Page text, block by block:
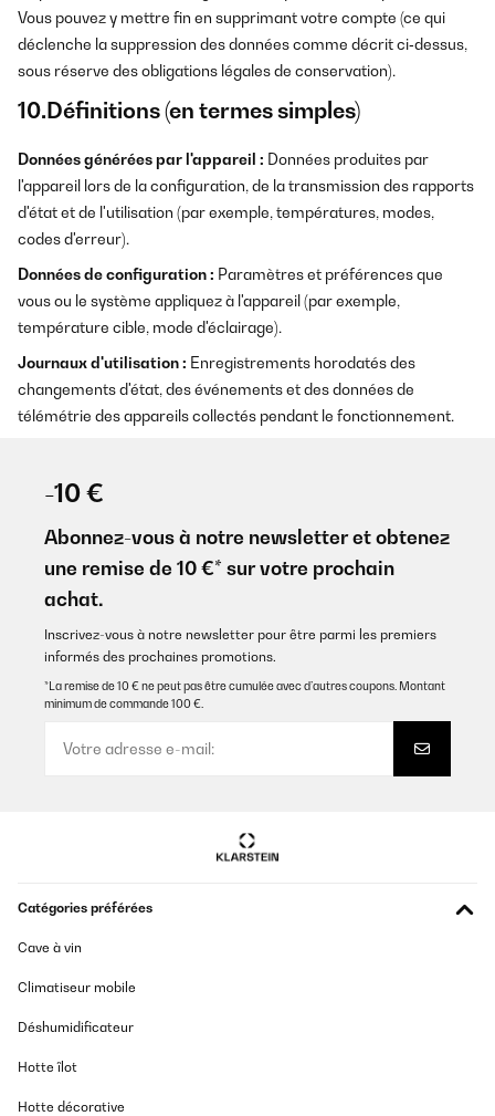
Vous pouvez y mettre fin en supprimant votre compte (ce qui
déclenche la suppression des données comme décrit ci‑dessus,
sous réserve des obligations légales de conservation).
10.Définitions (en termes simples)
Données générées par l'appareil : Données produites par
l'appareil lors de la configuration, de la transmission des rapports
d'état et de l'utilisation (par exemple, températures, modes,
codes d'erreur).
Données de configuration : Paramètres et préférences que
vous ou le système appliquez à l'appareil (par exemple,
température cible, mode d'éclairage).
Journaux d'utilisation : Enregistrements horodatés des
changements d'état, des événements et des données de
télémétrie des appareils collectés pendant le fonctionnement.
-10 €
Abonnez-vous à notre newsletter et obtenez
une remise de 10 €* sur votre prochain
achat.
Inscrivez-vous à notre newsletter pour être parmi les premiers
informés des prochaines promotions.
*La remise de 10 € ne peut pas être cumulée avec d’autres coupons. Montant
minimum de commande 100 €.
Catégories préférées
Cave à vin
Climatiseur mobile
Déshumidificateur
Hotte îlot
Hotte décorative